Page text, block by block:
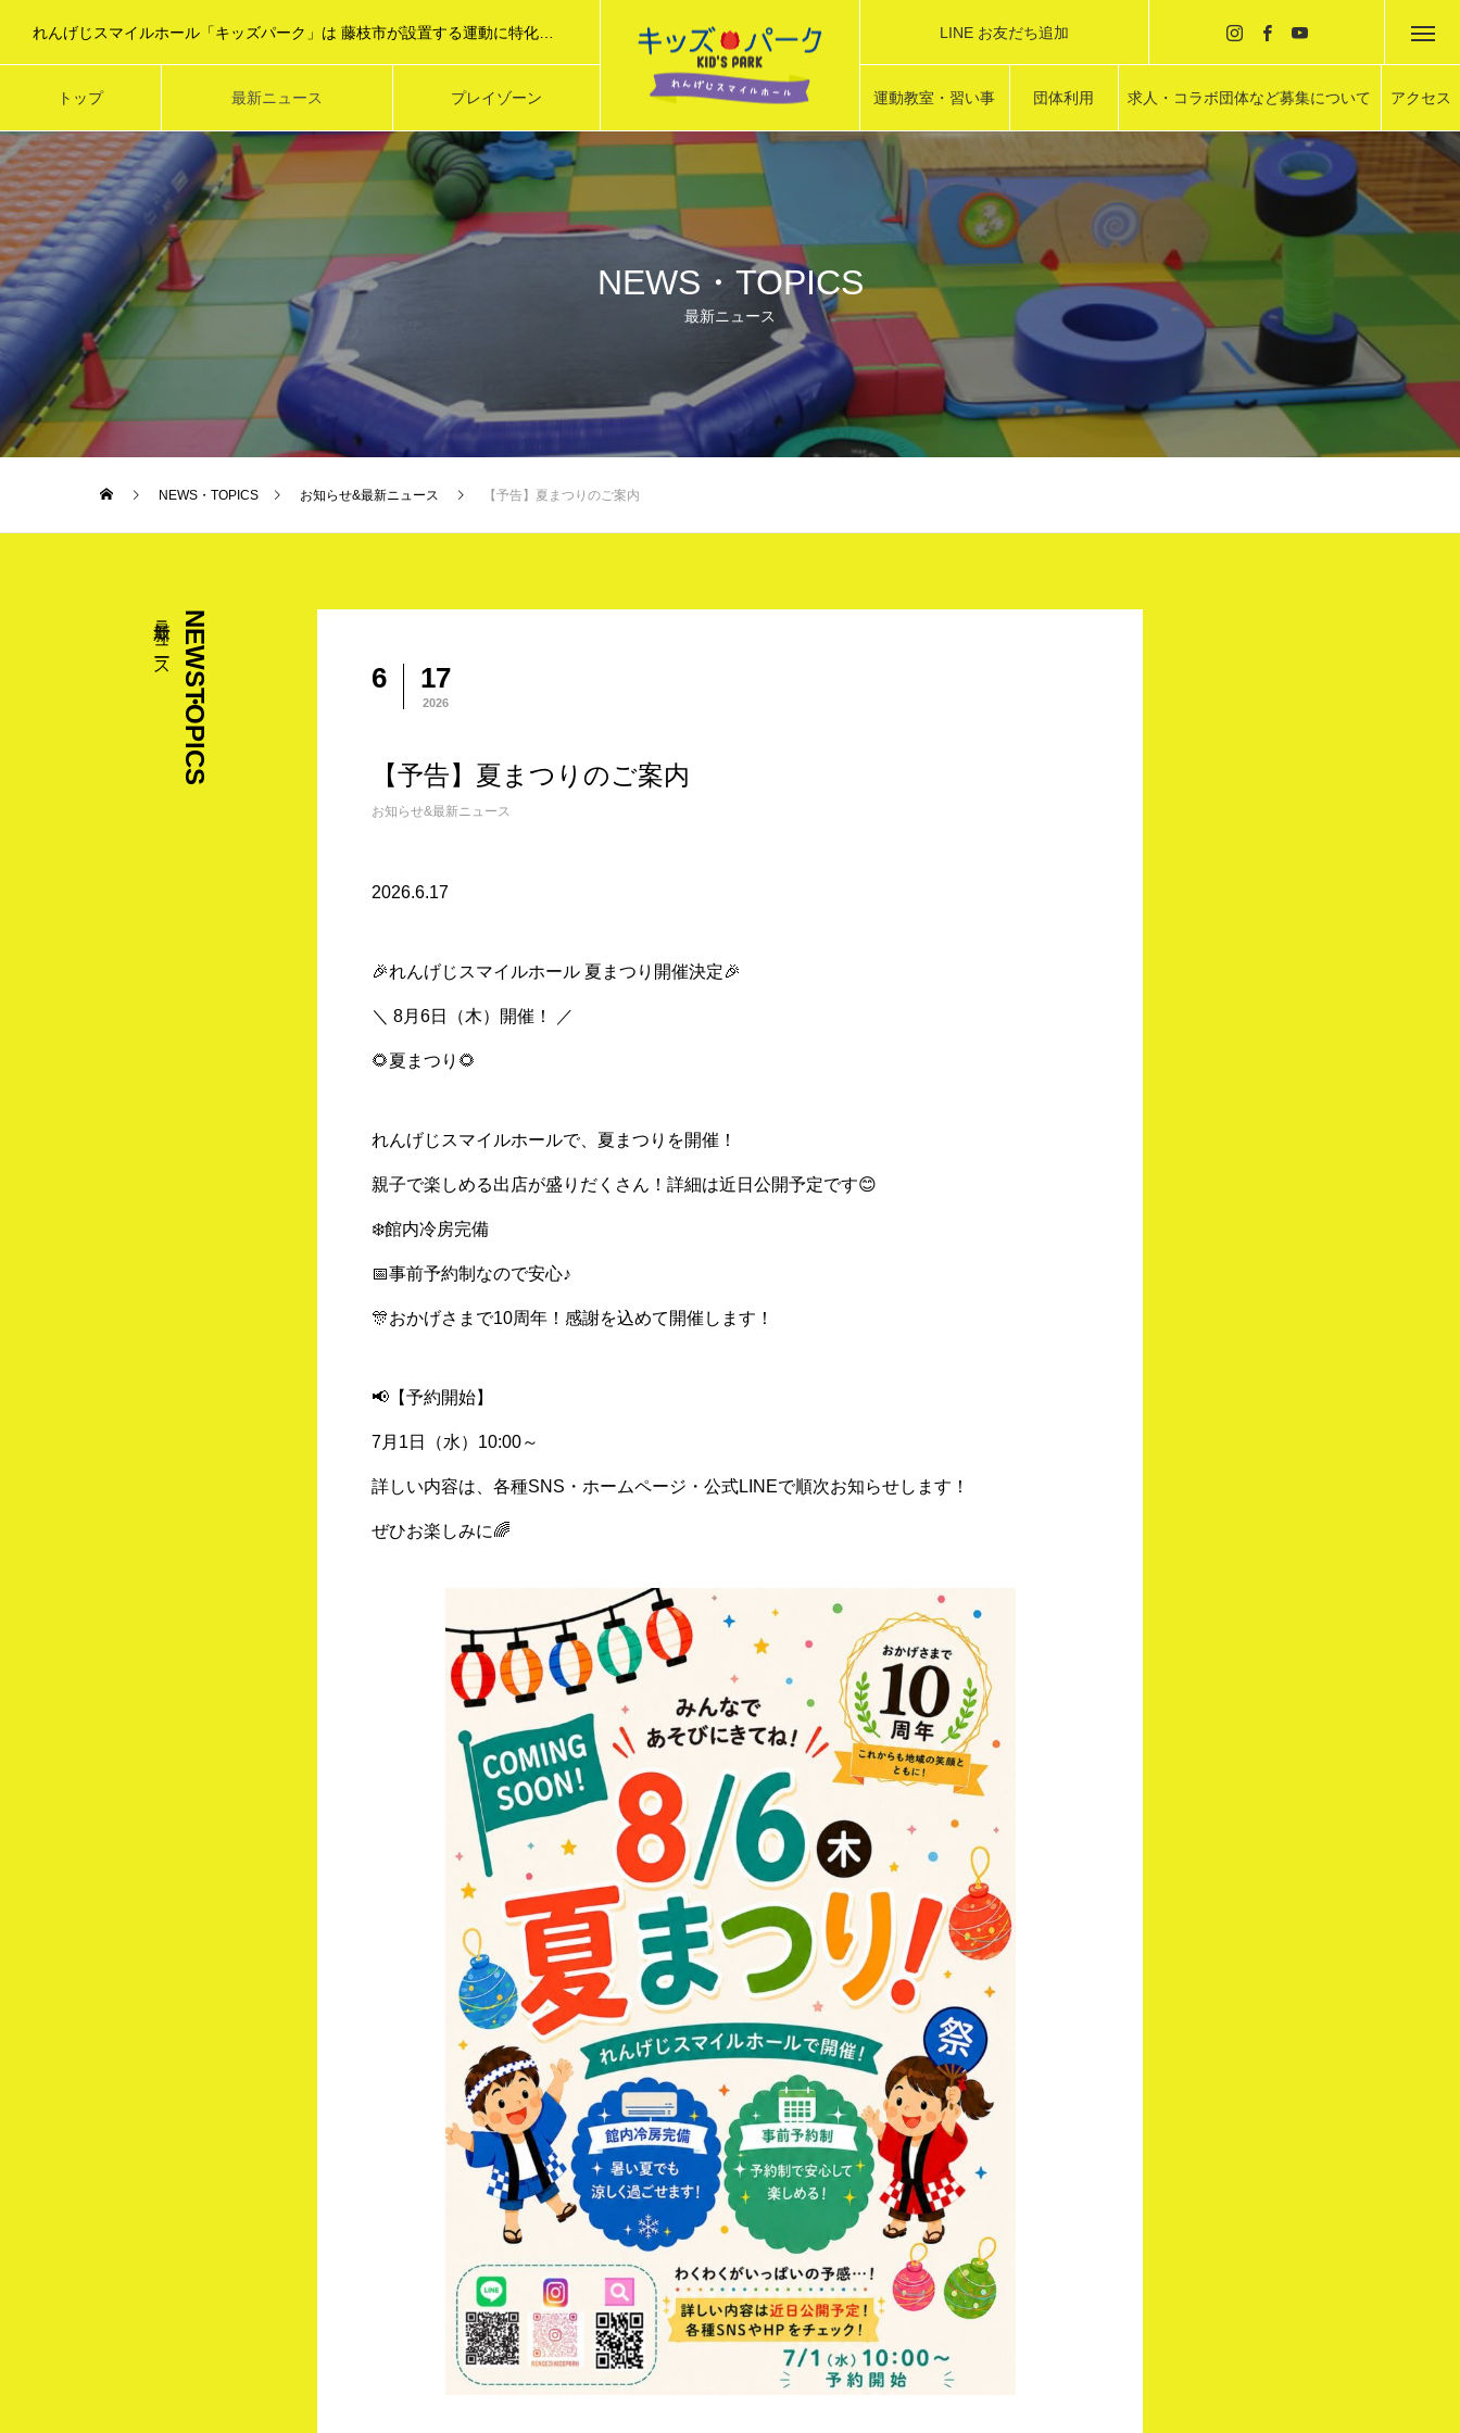
トップ
最新ニュース
プレイゾーン
運動教室・習い事
団体利用
求人・コラボ団体など募集について
アクセス
LINE お友だち追加
NEWS・TOPICS
最新ニュース
NEWS・TOPICS お知らせ&最新ニュース 【予告】夏まつりのご案内
NEWS・TOPICS
最新ニュース
6 17
2026
【予告】夏まつりのご案内
お知らせ&最新ニュース
2026.6.17
🎉れんげじスマイルホール 夏まつり開催決定🎉
＼ 8月6日（木）開催！ ／
🌻夏まつり🌻
れんげじスマイルホールで、夏まつりを開催！
親子で楽しめる出店が盛りだくさん！詳細は近日公開予定です😊
❄️館内冷房完備
📅事前予約制なので安心♪
🎊おかげさまで10周年！感謝を込めて開催します！
📢【予約開始】
7月1日（水）10:00～
詳しい内容は、各種SNS・ホームページ・公式LINEで順次お知らせします！
ぜひお楽しみに🌈